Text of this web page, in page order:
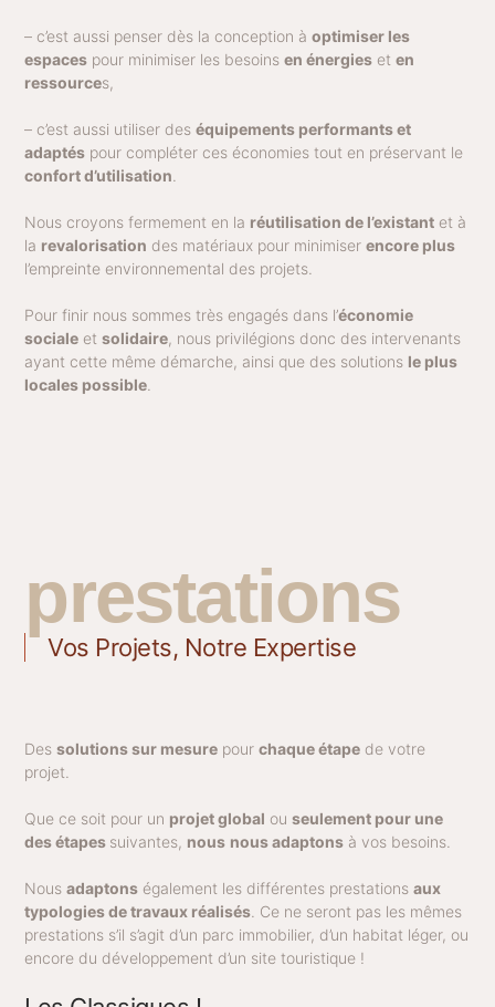
– c’est aussi penser dès la conception àoptimiser les
espaces pour minimiser les besoinsen énergies eten
ressources,
– c’est aussi utiliser deséquipements performants et
adaptés pour compléter ces économies tout en préservant le
confort d’utilisation
Nous croyons fermement en la réutilisation de l’existant et à
la revalorisation des matériaux pour minimiserencore plus
l’empreinte environnemental des projets.
Pour finir nous sommes très engagés dans l’économie
sociale etsolidaire, nous privilégions donc des intervenants
ayant cette même démarche, ainsi que des solutions le plus
locales possible
prestations
Vos Projets, Notre Expertise
Dessolutions sur mesure pourchaque étape de votre
projet.
Que ce soit pour un projet global ouseulement pour une
des étapes suivantes, nous nous adaptons à vos besoins.
Nousadaptons également les différentes prestationsaux
typologies de travaux réalisés . Ce ne seront pas les mêmes
prestations s’il s’agit d’un parc immobilier, d’un habitat léger, ou
encore du développement d’un site touristique !